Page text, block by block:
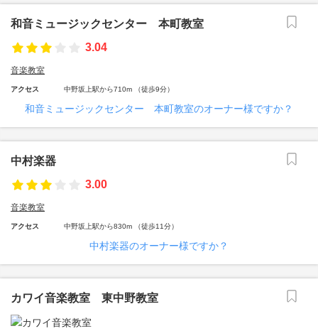
和音ミュージックセンター 本町教室
3.04
音楽教室
アクセス 中野坂上駅から710m （徒歩9分）
和音ミュージックセンター 本町教室のオーナー様ですか？
中村楽器
3.00
音楽教室
アクセス 中野坂上駅から830m （徒歩11分）
中村楽器のオーナー様ですか？
カワイ音楽教室 東中野教室